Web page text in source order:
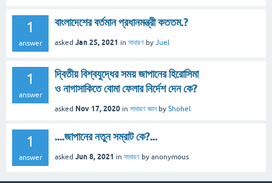
1
answer
বাংলাদেশের বর্তমান প্রধানমন্ত্রী কততম.?
asked Jan 25, 2021 in সাধারণ by Juel
1
answer
দ্বিতীয় বিশ্বযুদ্ধের সময় জাপানের হিরোসিমা
ও নাগাসাকিতে বোমা ফেলার নির্দেশ দেন কে?
asked Nov 17, 2020 in সাধারণ জ্ঞান by Shohel
1
answer
....জাপানের নতুন সম্রাট কে?...
asked Jun 8, 2021 in সাধারণ by anonymous